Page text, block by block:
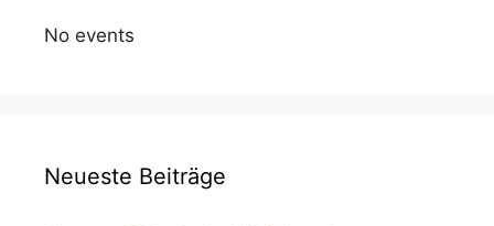
No events
Neueste Beiträge